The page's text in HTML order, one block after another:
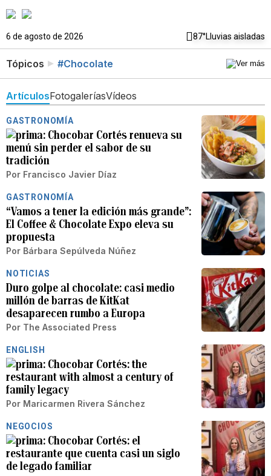
6 de agosto de 2026 87°Lluvias aisladas
Tópicos #Chocolate
ArtículosFotogaleríasVídeos
GASTRONOMÍA
Chocobar Cortés renueva su
menú sin perder el sabor de su
tradición
Por Francisco Javier Díaz
GASTRONOMÍA
“Vamos a tener la edición más grande”:
El Coffee & Chocolate Expo eleva su
propuesta
Por Bárbara Sepúlveda Núñez
NOTICIAS
Duro golpe al chocolate: casi medio
millón de barras de KitKat
desaparecen rumbo a Europa
Por The Associated Press
ENGLISH
Chocobar Cortés: the
restaurant with almost a century of
family legacy
Por Maricarmen Rivera Sánchez
NEGOCIOS
Chocobar Cortés: el
restaurante que cuenta casi un siglo
de legado familiar